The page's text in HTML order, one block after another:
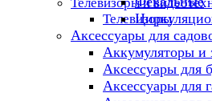
Телевизоры
Аксессуары для
Аккумуляторы и
Аксессуары для
Аксессуары для